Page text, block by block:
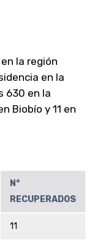
la región
en la
630 en la
Biobío y 11 en
N°
RECUPERADOS
11